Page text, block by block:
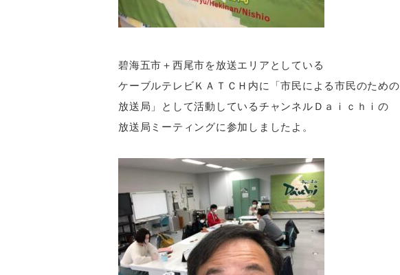
碧海五市＋西尾市を放送エリアとしている
ケーブルテレビＫＡＴＣＨ内に「市民による市民のための
放送局」として活動しているチャンネルＤａｉｃｈｉの
放送局ミーティングに参加しましたよ。